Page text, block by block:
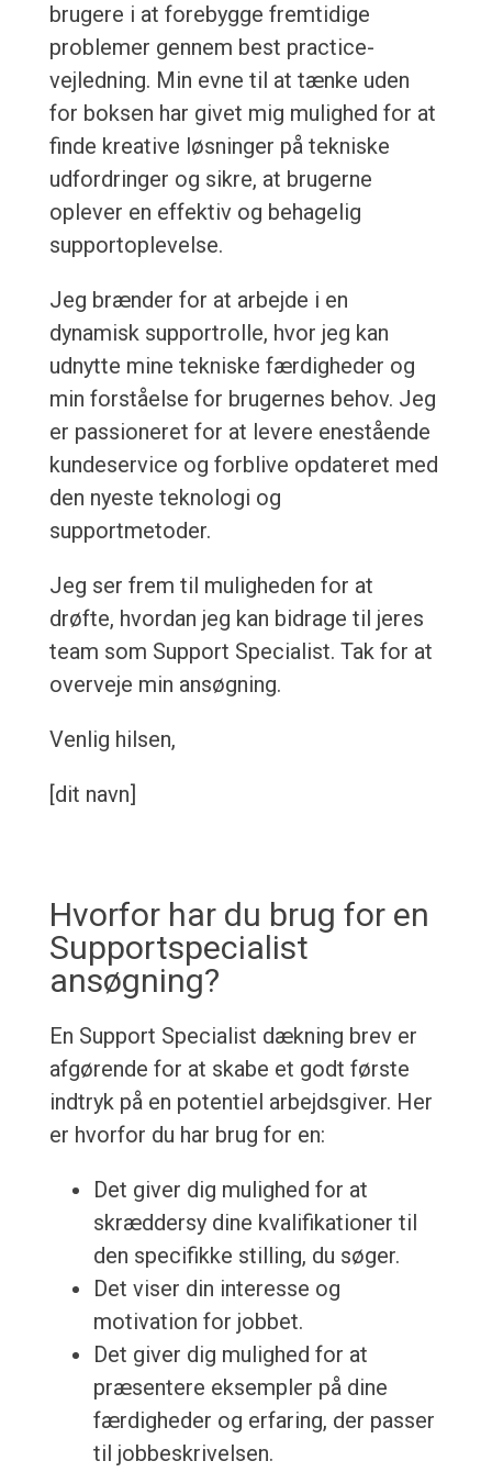
brugere i at forebygge fremtidige
problemer gennem best practice-
vejledning. Min evne til at tænke uden
for boksen har givet mig mulighed for at
finde kreative løsninger på tekniske
udfordringer og sikre, at brugerne
oplever en effektiv og behagelig
supportoplevelse.
Jeg brænder for at arbejde i en
dynamisk supportrolle, hvor jeg kan
udnytte mine tekniske færdigheder og
min forståelse for brugernes behov. Jeg
er passioneret for at levere enestående
kundeservice og forblive opdateret med
den nyeste teknologi og
supportmetoder.
Jeg ser frem til muligheden for at
drøfte, hvordan jeg kan bidrage til jeres
team som Support Specialist. Tak for at
overveje min ansøgning.
Venlig hilsen,
[dit navn]
Hvorfor har du brug for en
Supportspecialist
ansøgning?
En Support Specialist dækning brev er
afgørende for at skabe et godt første
indtryk på en potentiel arbejdsgiver. Her
er hvorfor du har brug for en:
Det giver dig mulighed for at
skræddersy dine kvalifikationer til
den specifikke stilling, du søger.
Det viser din interesse og
motivation for jobbet.
Det giver dig mulighed for at
præsentere eksempler på dine
færdigheder og erfaring, der passer
til jobbeskrivelsen.